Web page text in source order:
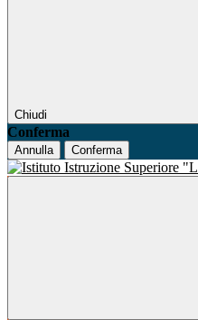
Chiudi
Conferma
Annulla Conferma